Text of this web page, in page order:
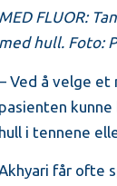
MED FLUOR:
med hull. Foto:
Ved å velge et
pasienten
hull i tennene
får ofte